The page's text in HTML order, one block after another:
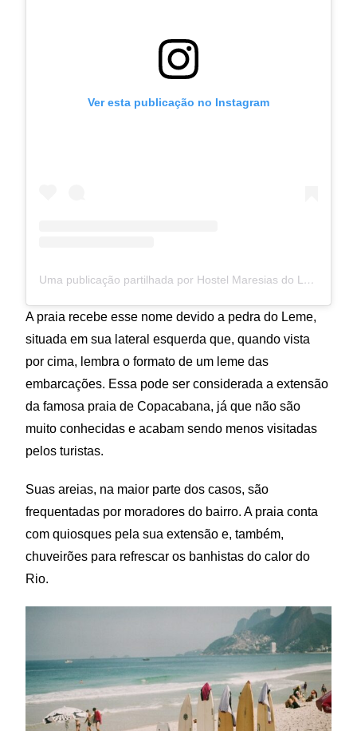
Ver esta publicação no Instagram
Uma publicação partilhada por Hostel Maresias do Leme (@hostelmaresiasdoleme)
A praia recebe esse nome devido a pedra do Leme,
situada em sua lateral esquerda que, quando vista
por cima, lembra o formato de um leme das
embarcações. Essa pode ser considerada a extensão
da famosa praia de Copacabana, já que não são
muito conhecidas e acabam sendo menos visitadas
pelos turistas.
Suas areias, na maior parte dos casos, são
frequentadas por moradores do bairro. A praia conta
com quiosques pela sua extensão e, também,
chuveirões para refrescar os banhistas do calor do
Rio.